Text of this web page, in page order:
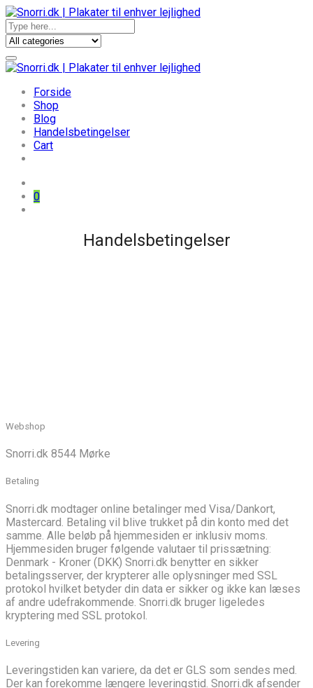
Forside
Shop
Blog
Handelsbetingelser
Cart
0
Handelsbetingelser
Webshop
Snorri.dk 8544 Mørke
Betaling
Snorri.dk modtager online betalinger med Visa/Dankort,
Mastercard. Betaling vil blive trukket på din konto med det
samme. Alle beløb på hjemmesiden er inklusiv moms.
Hjemmesiden bruger følgende valutaer til prissætning:
Denmark - Kroner (DKK) Snorri.dk benytter en sikker
betalingsserver, der krypterer alle oplysninger med SSL
protokol hvilket betyder din data er sikker og ikke kan læses
af andre udefrakommende. Snorri.dk bruger ligeledes
kryptering med SSL protokol.
Levering
Leveringstiden kan variere, da det er GLS som sendes med.
Der kan forekomme længere leveringstid. Snorri.dk afsender